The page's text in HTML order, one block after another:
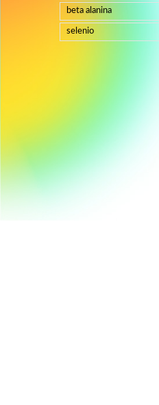
beta alanina
selenio